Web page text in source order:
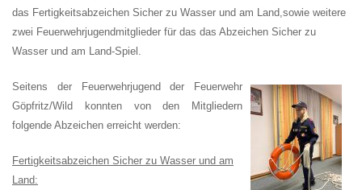
das Fertigkeitsabzeichen Sicher zu Wasser und am Land,sowie weitere
zwei Feuerwehrjugendmitglieder für das das Abzeichen Sicher zu
Wasser und am Land-Spiel.
Seitens der Feuerwehrjugend der Feuerwehr
Göpfritz/Wild konnten von den Mitgliedern
folgende Abzeichen erreicht werden:
Fertigkeitsabzeichen Sicher zu Wasser und am
Land: